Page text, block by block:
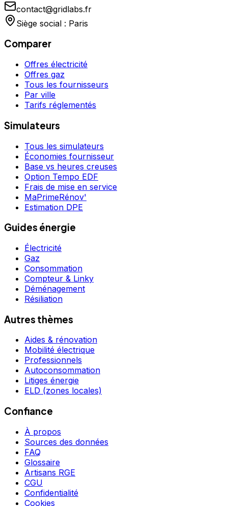
contact@gridlabs.fr
Siège social : Paris
Comparer
Offres électricité
Offres gaz
Tous les fournisseurs
Par ville
Tarifs réglementés
Simulateurs
Tous les simulateurs
Économies fournisseur
Base vs heures creuses
Option Tempo EDF
Frais de mise en service
MaPrimeRénov'
Estimation DPE
Guides énergie
Électricité
Gaz
Consommation
Compteur & Linky
Déménagement
Résiliation
Autres thèmes
Aides & rénovation
Mobilité électrique
Professionnels
Autoconsommation
Litiges énergie
ELD (zones locales)
Confiance
À propos
Sources des données
FAQ
Glossaire
Artisans RGE
CGU
Confidentialité
Cookies